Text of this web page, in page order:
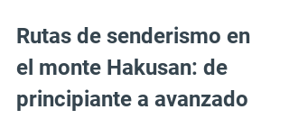
Rutas de senderismo en
el monte Hakusan: de
principiante a avanzado